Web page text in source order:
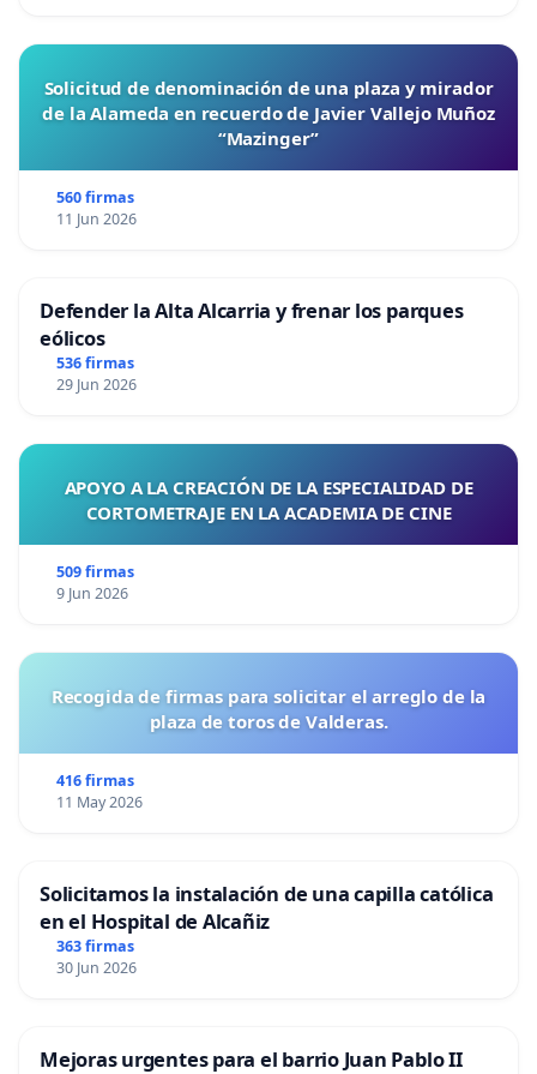
Solicitud de denominación de una plaza y mirador
de la Alameda en recuerdo de Javier Vallejo Muñoz
“Mazinger”
560 firmas
11 Jun 2026
Defender la Alta Alcarria y frenar los parques
eólicos
536 firmas
29 Jun 2026
APOYO A LA CREACIÓN DE LA ESPECIALIDAD DE
CORTOMETRAJE EN LA ACADEMIA DE CINE
509 firmas
9 Jun 2026
Recogida de firmas para solicitar el arreglo de la
plaza de toros de Valderas.
416 firmas
11 May 2026
Solicitamos la instalación de una capilla católica
en el Hospital de Alcañiz
363 firmas
30 Jun 2026
Mejoras urgentes para el barrio Juan Pablo II